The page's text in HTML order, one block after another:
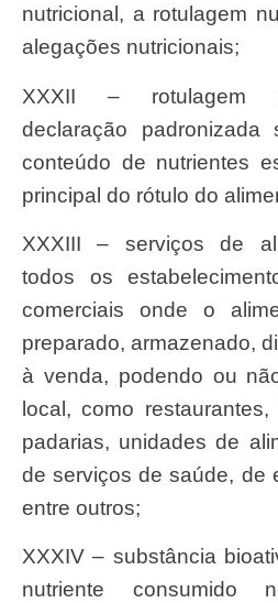
nutricional, a rotulagem
alegações nutricionais;
XXXII – rotulagem nutricional frontal:
declaração padronizada
conteúdo de nutrientes
principal do rótulo do
XXXIII – serviços de alimentação: incluem
todos os
comerciais onde o
preparado, armazenado,
à venda, podendo ou
local, como
padarias, unidades de
de serviços de saúde, de
entre outros;
XXXIV – substância bioativa: nutriente ou não
nutriente consumido